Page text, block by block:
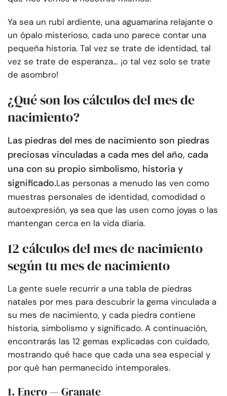
Ya sea un rubí ardiente, una aguamarina relajante o
un ópalo misterioso, cada uno parece contar una
pequeña historia. Tal vez se trate de identidad, tal
vez se trate de esperanza… ¡o tal vez solo se trate
de asombro!
¿Qué son los cálculos del mes de
nacimiento?
Las piedras del mes de nacimiento son piedras
preciosas vinculadas a cada mes del año, cada
una con su propio simbolismo, historia y
significado.Las personas a menudo las ven como
muestras personales de identidad, comodidad o
autoexpresión, ya sea que las usen como joyas o las
mantengan cerca en la vida diaria.
12 cálculos del mes de nacimiento
según tu mes de nacimiento
La gente suele recurrir a una tabla de piedras
natales por mes para descubrir la gema vinculada a
su mes de nacimiento, y cada piedra contiene
historia, simbolismo y significado. A continuación,
encontrarás las 12 gemas explicadas con cuidado,
mostrando qué hace que cada una sea especial y
por qué han permanecido intemporales.
1. Enero — Granate